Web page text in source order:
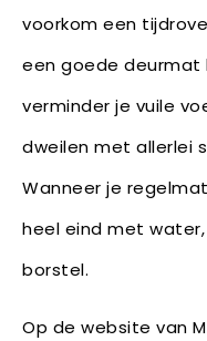
voorkom een
een goede
verminder je vuile
dweilen met allerlei
Wanneer je
heel eind met
borstel.
Op de website van